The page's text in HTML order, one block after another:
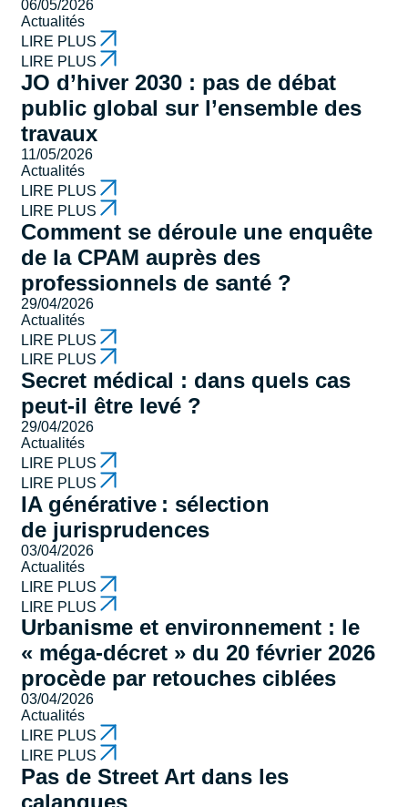
06/05/2026
Actualités
LIRE PLUS
LIRE PLUS
JO d’hiver 2030 : pas de débat
public global sur l’ensemble des
travaux
11/05/2026
Actualités
LIRE PLUS
LIRE PLUS
Comment se déroule une enquête
de la CPAM auprès des
professionnels de santé ?
29/04/2026
Actualités
LIRE PLUS
LIRE PLUS
Secret médical : dans quels cas
peut-il être levé ?
29/04/2026
Actualités
LIRE PLUS
LIRE PLUS
IA générative : sélection
de jurisprudences
03/04/2026
Actualités
LIRE PLUS
LIRE PLUS
Urbanisme et environnement : le
« méga-décret » du 20 février 2026
procède par retouches ciblées
03/04/2026
Actualités
LIRE PLUS
LIRE PLUS
Pas de Street Art dans les
calanques